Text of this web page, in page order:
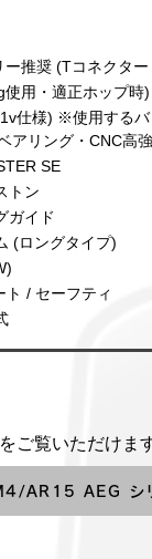
推奨 (Tコネクタ
用・適正ホップ時)
仕様) ※使用する
アリング・CNC高
SE
トン
ガイド
(ロングタイプ)
/ セーフティ
ご覧いただけま
AR15 AEG シ